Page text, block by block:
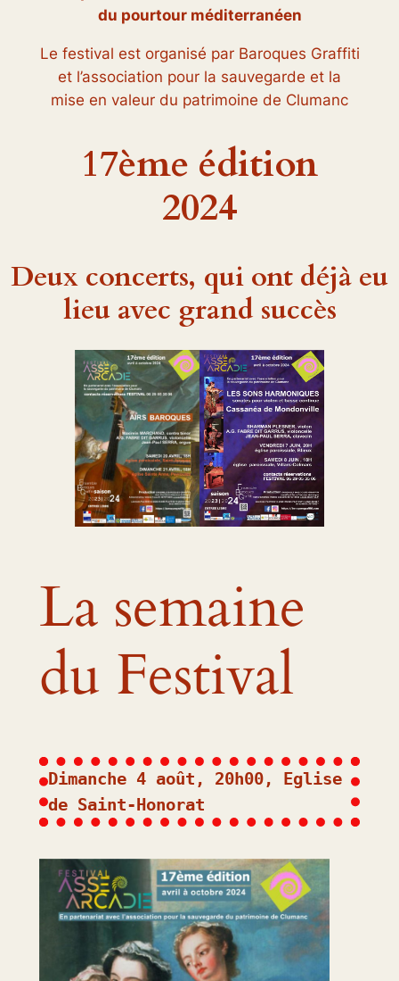
du pourtour méditerranéen
Le festival est organisé par Baroques Graffiti
et l’association pour la sauvegarde et la
mise en valeur du patrimoine de Clumanc
17ème édition
2024
Deux concerts, qui ont déjà eu
lieu avec grand succès
La semaine
du Festival
Dimanche 4 août, 20h00, Eglise
de Saint-Honorat